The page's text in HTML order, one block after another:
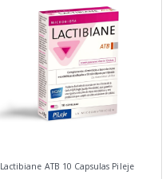
Lactibiane ATB 10 Capsulas Pileje